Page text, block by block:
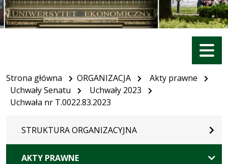
Menu
Strona główna ORGANIZACJA
Akty prawne
Uchwały Senatu
Uchwały 2023
Uchwała nr T.0022.83.2023
STRUKTURA ORGANIZACYJNA
AKTY PRAWNE